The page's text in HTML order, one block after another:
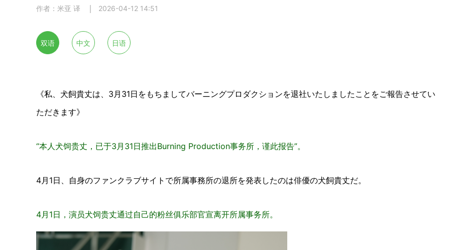
作者：米亚 译 2026-04-12 14:51
双语 中文 日语
《私、犬飼貴丈は、3月31日をもちましてバーニングプロダクションを退社いたしましたことをご報告させてい
ただきます》
“本人犬饲贵丈，已于3月31日推出Burning Production事务所，谨此报告”。
4月1日、自身のファンクラブサイトで所属事務所の退所を発表したのは俳優の犬飼貴丈だ。
4月1日，演员犬饲贵丈通过自己的粉丝俱乐部官宣离开所属事务所。